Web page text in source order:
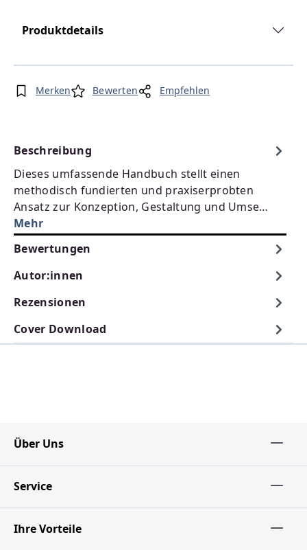
Produktdetails
Merken Bewerten Empfehlen
Beschreibung
Dieses umfassende Handbuch stellt einen
methodisch fundierten und praxiserprobten
Ansatz zur Konzeption, Gestaltung und Umse…
Mehr
Bewertungen
Autor:innen
Rezensionen
Cover Download
Über Uns
Service
Ihre Vorteile